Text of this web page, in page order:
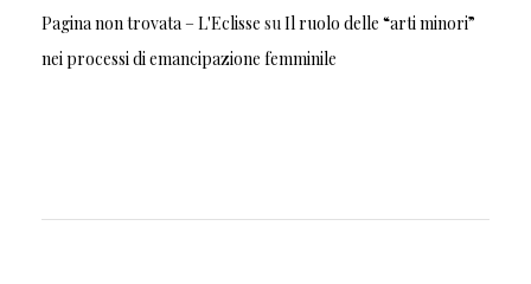
Pagina non trovata – L'Eclisse su Il ruolo delle “arti minori”
nei processi di emancipazione femminile